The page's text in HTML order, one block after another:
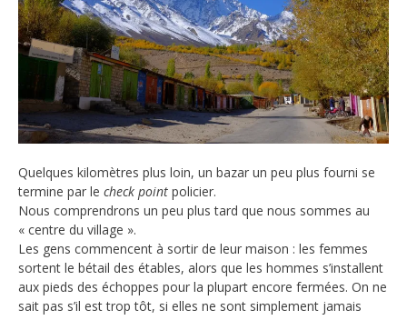
Quelques kilomètres plus loin, un bazar un peu plus fourni se
termine par le check point policier.
Nous comprendrons un peu plus tard que nous sommes au
« centre du village ».
Les gens commencent à sortir de leur maison : les femmes
sortent le bétail des étables, alors que les hommes s’installent
aux pieds des échoppes pour la plupart encore fermées. On ne
sait pas s’il est trop tôt, si elles ne sont simplement jamais